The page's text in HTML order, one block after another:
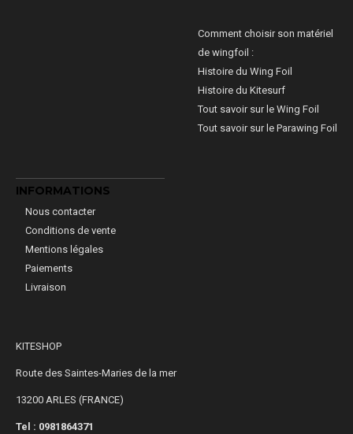
Comment choisir son matériel
de wingfoil :
Histoire du Wing Foil
Histoire du Kitesurf
Tout savoir sur le Wing Foil
Tout savoir sur le Parawing Foil
INFORMATIONS
Nous contacter
Conditions de vente
Mentions légales
Paiements
Livraison
KITESHOP
Route des Saintes-Maries de la mer
13200 ARLES (FRANCE)
Tel : 0981864371